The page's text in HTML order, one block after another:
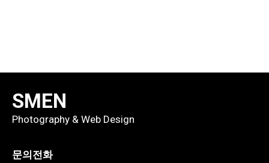
SMEN
Photography & Web Design
문의전화